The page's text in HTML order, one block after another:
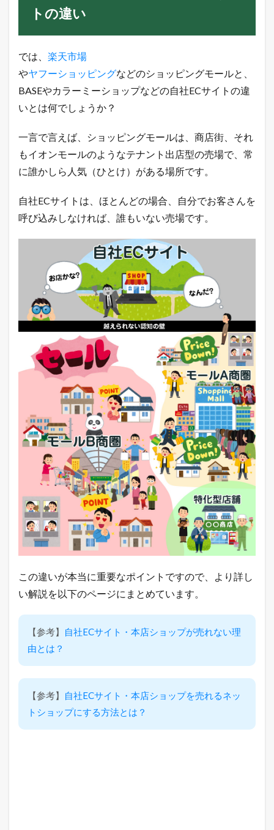
トの違い
では、 楽天市場
やヤフーショッピングなどのショッピングモールと、
BASEやカラーミーショップなどの自社ECサイトの違
いとは何でしょうか？
一言で言えば、ショッピングモールは、商店街、それ
もイオンモールのようなテナント出店型の売場で、常
に誰かしら人気（ひとけ）がある場所です。
自社ECサイトは、ほとんどの場合、自分でお客さんを
呼び込みしなければ、誰もいない売場です。
この違いが本当に重要なポイントですので、より詳し
い解説を以下のページにまとめています。
【参考】
自社ECサイト・本店ショップが売れない理
由とは？
【参考】
自社ECサイト・本店ショップを売れるネッ
トショップにする方法とは？